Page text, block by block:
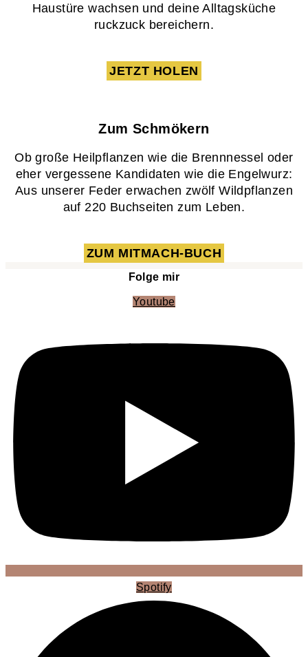
Haustüre wachsen und deine Alltagsküche
ruckzuck bereichern.
JETZT HOLEN
Zum Schmökern
Ob große Heilpflanzen wie die Brennnessel oder
eher vergessene Kandidaten wie die Engelwurz:
Aus unserer Feder erwachen zwölf Wildpflanzen
auf 220 Buchseiten zum Leben.
ZUM MITMACH-BUCH
Folge mir
Youtube
Spotify